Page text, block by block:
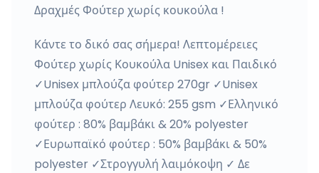
Δραχμές Φούτερ χωρίς κουκούλα !
Κάντε το δικό σας σήμερα! Λεπτομέρειες
Φούτερ χωρίς Κουκούλα Unisex και Παιδικό
✓Unisex μπλούζα φούτερ 270gr ✓Unisex
μπλούζα φούτερ Λευκό: 255 gsm ✓Ελληνικό
φούτερ : 80% βαμβάκι & 20% polyester
✓Ευρωπαϊκό φούτερ : 50% βαμβάκι & 50%
polyester ✓Στρογγυλή λαιμόκοψη ✓ Δε